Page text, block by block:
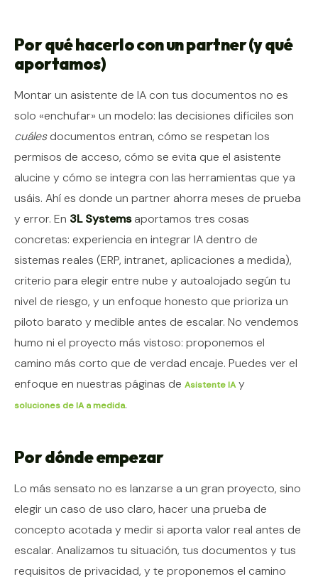
Por qué hacerlo con un partner (y qué
aportamos)
Montar un asistente de IA con tus documentos no es
solo «enchufar» un modelo: las decisiones difíciles son
cuálesdocumentos entran, cómo se respetan los
permisos de acceso, cómo se evita que el asistente
alucine y cómo se integra con las herramientas que ya
usáis. Ahí es donde un partner ahorra meses de prueba
y error. En 3L Systemsaportamos tres cosas
concretas: experiencia en integrar IA dentro de
sistemas reales (ERP, intranet, aplicaciones a medida),
criterio para elegir entre nube y autoalojado según tu
nivel de riesgo, y un enfoque honesto que prioriza un
piloto barato y medible antes de escalar. No vendemos
humo ni el proyecto más vistoso: proponemos el
camino más corto que de verdad encaje. Puedes ver el
enfoque en nuestras páginas de Asistente IAy
soluciones de IA a medida.
Por dónde empezar
Lo más sensato no es lanzarse a un gran proyecto, sino
elegir un caso de uso claro, hacer una prueba de
concepto acotada y medir si aporta valor real antes de
escalar. Analizamos tu situación, tus documentos y tus
requisitos de privacidad, y te proponemos el camino